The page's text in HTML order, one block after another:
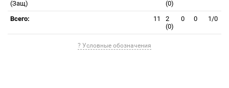
(Защ)
(0)
Всего: 11
2
(0)
0 0 1/0
? Условные обозначения